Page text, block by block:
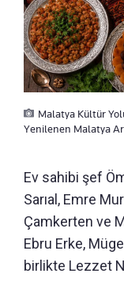
Malatya Kültür
Yenilenen Malatya
Ev sahibi şef
Sarıal, Emre
Çamkerten ve
Ebru Erke,
birlikte Lezzet